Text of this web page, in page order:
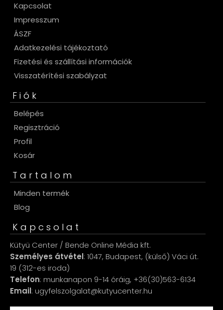
Kapcsolat
Impresszum
ÁSZF
Adatkezelési tájékoztató
Fizetési és szállítási információk
Visszatérítési szabályzat
Fiók
Belépés
Regisztráció
Profil
Kosár
Tartalom
Minden termék
Blog
Kapcsolat
Kütyü Center / Bende Online Média kft.
Személyes átvétel: 1047, Budapest, (külső) Váci út.
19 (312-es iroda)
Telefon: munkanapon 9-14 óráig, +36(30)563-6134
Email: ugyfelszolgalat@kutyucenter.hu